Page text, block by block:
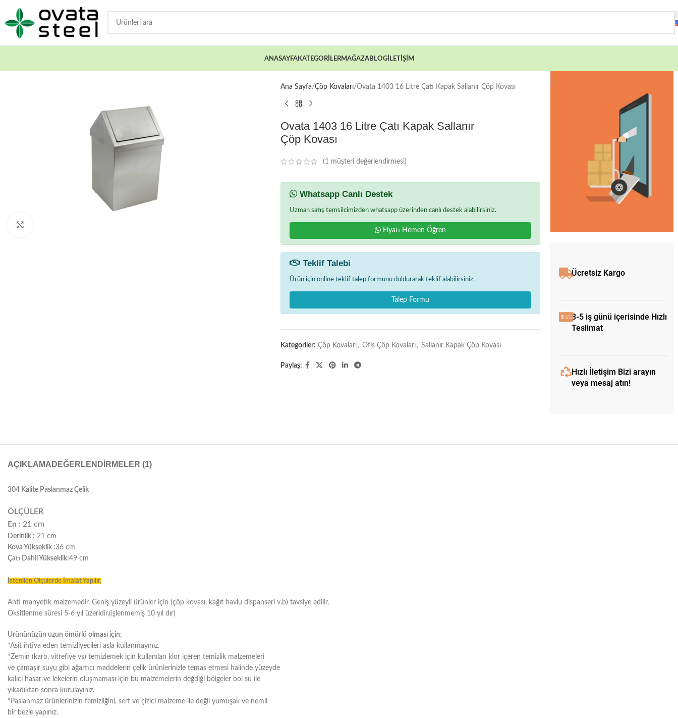
ANASAYFAKATEGORILERMAĞAZABLOGİLETIŞIM
Ana Sayfa Çöp Kovaları Ovata 1403 16 Litre Çatı Kapak Sallanır Çöp Kovası
Ovata 1403 16 Litre Çatı Kapak Sallanır
Çöp Kovası
(1 müşteri değerlendirmesi)
Whatsapp Canlı Destek
Uzman satış temsilcimizden whatsapp üzerinden canlı destek alabilirsiniz.
Fiyatı Hemen Öğren
Teklif Talebi
Ürün için online teklif talep formunu doldurarak teklif alabilirsiniz.
Talep Formu
Kategoriler: Çöp Kovaları , Ofis Çöp Kovaları , Sallanır Kapak Çöp Kovası
Paylaş:
Ücretsiz Kargo
3-5 iş günü içerisinde Hızlı
Teslimat
Hızlı İletişim Bizi arayın
veya mesaj atın!
AÇIKLAMA DEĞERLENDIRMELER (1)
304 Kalite Paslanmaz Çelik
ÖLÇÜLER
En : 21 cm
Derinlik : 21 cm
Kova Yükseklik :36 cm
Çatı Dahil Yükseklik:49 cm
İstenilen Ölçülerde İmalat Yapılır.
Anti manyetik malzemedir. Geniş yüzeyli ürünler için (çöp kovası, kağıt havlu dispanseri v.b) tavsiye edilir.
Oksitlenme süresi 5-6 yıl üzeridir.(işlenmemiş 10 yıl dır)
Ürününüzün uzun ömürlü olması için;
*Asit ihtiva eden temizliyecileri asla kullanmayınız.
*Zemin (karo, vitrefiye vs) temizlemek için kullanılan klor içeren temizlik malzemeleri
ve çamaşır suyu gibi ağartıcı maddelerin çelik ürünlerinizle temas etmesi halinde yüzeyde
kalıcı hasar ve lekelerin oluşmaması için bu malzemelerin değdiği bölgeler bol su ile
yıkadıktan sonra kurulayınız.
*Paslanmaz ürünlerinizin temizliğini, sert ve çizici malzeme ile değil yumuşak ve nemli
bir bezle yapınız.